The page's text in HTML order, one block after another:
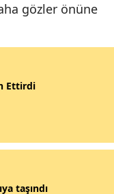
gözler önüne
Ettirdi
taşındı